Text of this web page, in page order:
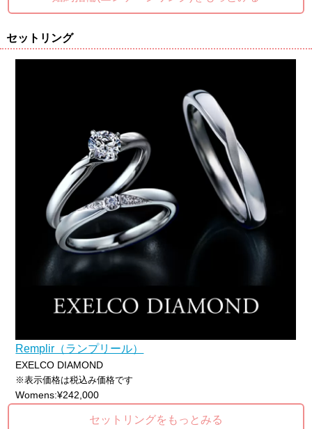
セットリング
Remplir（ランプリール）
EXELCO DIAMOND
※表示価格は税込み価格です
Womens:¥242,000
セットリングをもっとみる